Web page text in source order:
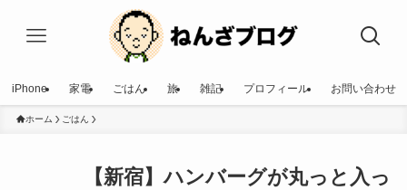
iPhone 家電 ごはん 旅 雑記 プロフィール お問い合わせ
ホーム ごはん
【新宿】ハンバーグが丸っと入っ